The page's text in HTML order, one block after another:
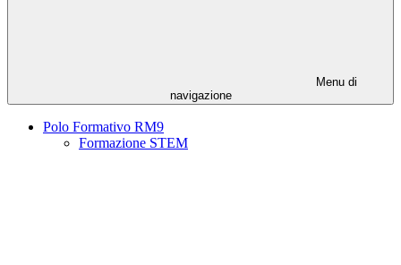
Menu di
navigazione
Polo Formativo RM9
Formazione STEM